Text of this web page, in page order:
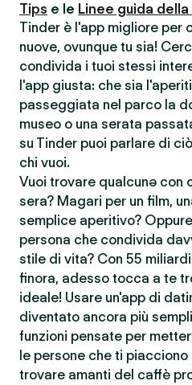
Tips e le Linee guida
Tinder è l'app migliore per
nuove, ovunque tu sia!
condivida i tuoi stessi
l'app giusta: che sia
passeggiata nel parco la
museo o una serata
su Tinder puoi parlare di
chi vuoi.
Vuoi trovare qualcunə con
sera? Magari per un film,
semplice aperitivo?
persona che condivida
stile di vita? Con 55
finora, adesso tocca a te
ideale! Usare un'app di
diventato ancora più
funzioni pensate per
le persone che ti piacciono
trovare amanti del caffè